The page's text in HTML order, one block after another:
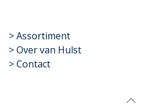
​>Assortiment
> Over van Hulst
> Contact